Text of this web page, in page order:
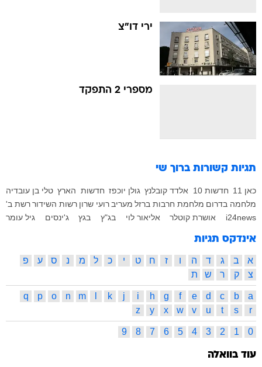
ירי דו"צ
מספרי 2 התפקד
תגיות קשורות ברוך שי
כאן 11 חדשות 10 אלדד קובלנץ גולן יוכפז חדשות הארץ טלי בן עובדיה
מלחמה בדרום מלחמת חרבות ברזל מעריב רועי שרון רשות השידוררשת ב'
i24news
אושרת קוטלר אליאור לוי בג"ץ בגץ ג'ינסים גיל עומר
אינדקס תגיות
א ב ג ד ה ו ז ח ט י כ ל מ נ ס ע
פ
צ
ק ר ש ת
a
b
c
d
e
f
g
h
i
j
k
m
n
o
p
q
r
s
t
u
v
w
x
y
z
0
1
2
3
4
5
6
7
8
9
עוד בוואלה